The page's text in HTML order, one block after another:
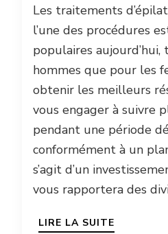
Les traitements
l’une des procédures
populaires
hommes que pour les
obtenir les meilleurs
vous engager à suivre
pendant une période
conformément à un
s’agit d’un
vous rapportera des
LIRE LA SUITE